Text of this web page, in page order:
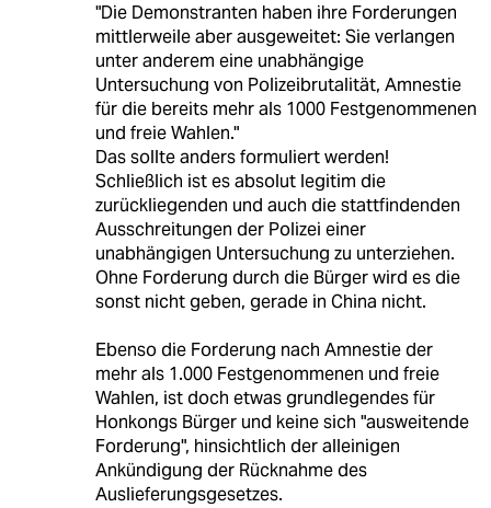
"Die Demonstranten haben ihre Forderungen
mittlerweile aber ausgeweitet: Sie verlangen
unter anderem eine unabhängige
Untersuchung von Polizeibrutalität, Amnestie
für die bereits mehr als 1000 Festgenommenen
und freie Wahlen."
Das sollte anders formuliert werden!
Schließlich ist es absolut legitim die
zurückliegenden und auch die stattfindenden
Ausschreitungen der Polizei einer
unabhängigen Untersuchung zu unterziehen.
Ohne Forderung durch die Bürger wird es die
sonst nicht geben, gerade in China nicht.
Ebenso die Forderung nach Amnestie der
mehr als 1.000 Festgenommenen und freie
Wahlen, ist doch etwas grundlegendes für
Honkongs Bürger und keine sich "ausweitende
Forderung", hinsichtlich der alleinigen
Ankündigung der Rücknahme des
Auslieferungsgesetzes.